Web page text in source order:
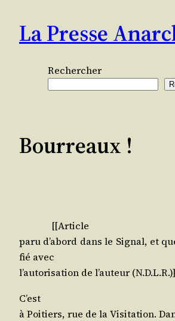
contenu
La Presse
Rechercher
Bourreaux !
[[Article
paru d’a­bord dans le Signal, et
fié avec
l’au­to­ri­sa­tion de l’au­teur
C’est
à Poi­tiers, rue de la Visi­ta­tion.